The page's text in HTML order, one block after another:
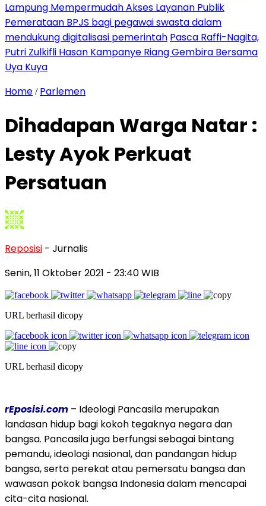
Lampung Mempermudah Akses Layanan Publik
Pemerataan BPJS bagi pegawai swasta dalam
mendukung digitalisasi pemerintah Pasca Raffi-Nagita,
Putri Zulkifli Hasan Kampanye Riang Gembira Bersama
Uya Kuya
Home / Parlemen
Dihadapan Warga Natar :
Lesty Ayok Perkuat
Persatuan
Reposisi - Jurnalis
Senin, 11 Oktober 2021 - 23:40 WIB
URL berhasil dicopy
URL berhasil dicopy
rEposisi.com – Ideologi Pancasila merupakan
landasan hidup bagi kokoh tegaknya negara dan
bangsa. Pancasila juga berfungsi sebagai bintang
pemandu, ideologi nasional, dan pandangan hidup
bangsa, serta perekat atau pemersatu bangsa dan
wawasan pokok bangsa Indonesia dalam mencapai
cita-cita nasional.